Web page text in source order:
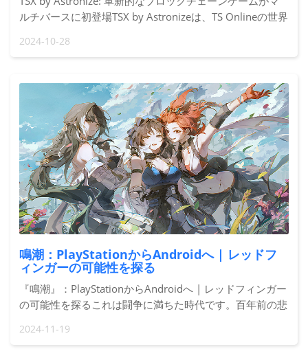
ルチバースに初登場TSX by Astronizeは、TS Onlineの世界
供し、全く新しいコンテンツと現代的なゲームメカニクス
す。 TSXはあなたを三国時代に連れ戻
2024-10-28
鳴潮：PlayStationからAndroidへ | レッドフ
ィンガーの可能性を探る
『鳴潮』：PlayStationからAndroidへ | レッドフィンガー
の可能性を探るこれは闘争に満ちた時代です。百年前の悲
害と混乱をもたらし、大地を荒廃させました。かつてこの
2024-11-19